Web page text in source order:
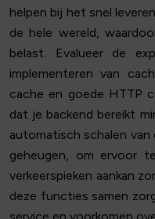
helpen bij het snel
de hele wereld,
belast. Evalueer de
implementeren van
cache en goede HTTP
dat je backend bereikt
automatisch schalen van
geheugen, om ervoor
verkeerspieken aankan
deze functies samen
service en voorkomen